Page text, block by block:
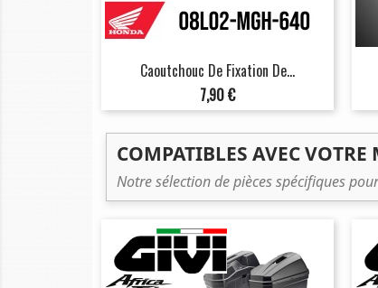
Caoutchouc De Fixation De...
Prix
7,90 €
COMPATIBLES AVEC VOTRE
Notre sélection de pièces spécifiques